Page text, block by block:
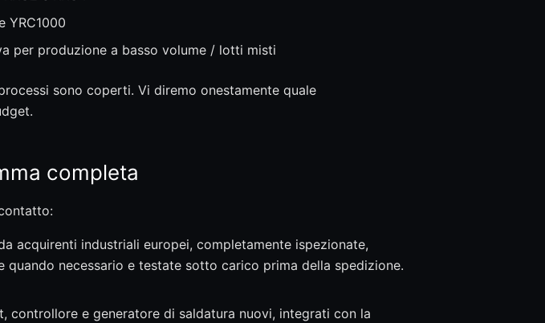
YRC1000
per produzione a basso volume / lotti misti
sono coperti. Vi diremo onestamente quale
completa
acquirenti industriali europei, completamente ispezionate,
necessario e testate sotto carico prima della spedizione.
e generatore di saldatura nuovi, integrati con la